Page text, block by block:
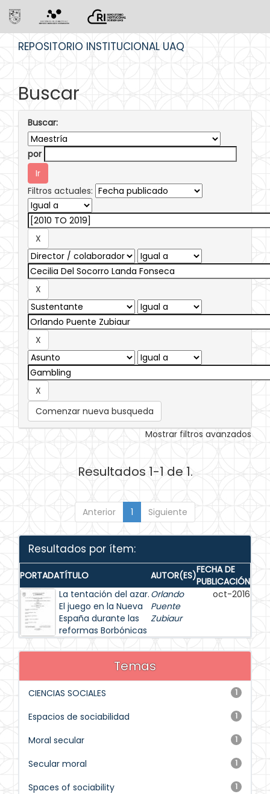
REPOSITORIO INSTITUCIONAL UAQ
Buscar
Buscar:
por
Filtros actuales:
Comenzar nueva busqueda
Mostrar filtros avanzados
Resultados 1-1 de 1.
Anterior 1 Siguiente
Resultados por ítem:
PORTADATÍTULO AUTOR(ES)FECHA DE
PUBLICACIÓN
La tentación del azar.
El juego en la Nueva
España durante las
reformas Borbónicas
Orlando
Puente
Zubiaur
oct-2016
Temas
1
CIENCIAS SOCIALES
1
Espacios de sociabilidad
1
Moral secular
1
Secular moral
1
Spaces of sociability